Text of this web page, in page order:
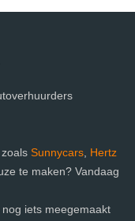
Sunnycars Hertz
te maken? Vandaag
iets meegemaakt